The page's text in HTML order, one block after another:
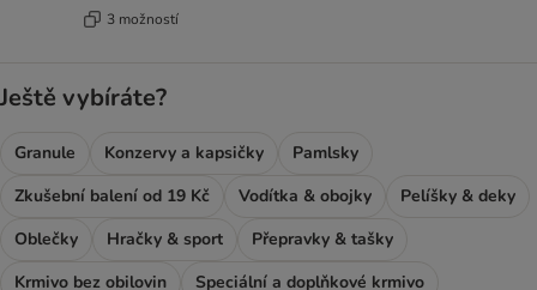
3 možností
Ještě vybíráte?
Granule Konzervy a kapsičky
Pamlsky
Zkušební balení od 19 Kč
Vodítka & obojky
Pelíšky & deky
Oblečky
Hračky & sport
Přepravky & tašky
Krmivo bez obilovin
Speciální a doplňkové krmivo